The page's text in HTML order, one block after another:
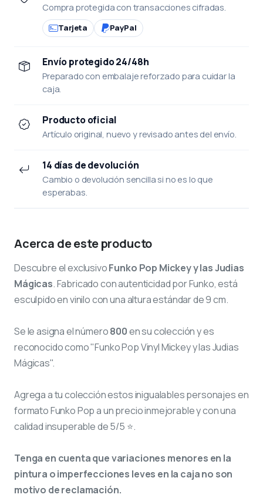
Compra protegida con transacciones cifradas.
Tarjeta PayPal
Envío protegido 24/48h
Preparado con embalaje reforzado para cuidar la
caja.
Producto oficial
Artículo original, nuevo y revisado antes del envío.
14 días de devolución
Cambio o devolución sencilla si no es lo que
esperabas.
Acerca de este producto
Descubre el exclusivoFunko Pop Mickey y las Judias
Mágicas. Fabricado con autenticidad por Funko, está
esculpido en vinilo con una altura estándar de 9 cm.
Se le asigna el número800en su colección y es
reconocido como "Funko Pop Vinyl Mickey y las Judias
Mágicas".
Agrega a tu colección estos inigualables personajes en
formato Funko Pop a un precio inmejorable y con una
calidad insuperable de 5/5 ⭐.
Tenga en cuenta que variaciones menores en la
pintura o imperfecciones leves en la caja no son
motivo de reclamación.